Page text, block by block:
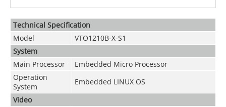
Technical Speciﬁcation
Model
VTO1210B-X-S1
System
Main Processor
Embedded Micro Processor
Operation
System
Embedded LINUX OS
Video